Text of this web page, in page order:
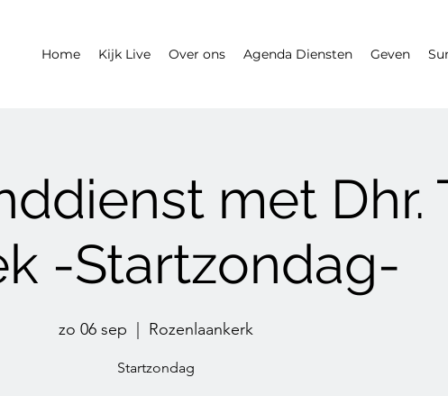
Home Kijk Live Over ons Agenda Diensten Geven
met Dhr.
-Startzondag-
zo 06 sep Rozenlaankerk
Startzondag